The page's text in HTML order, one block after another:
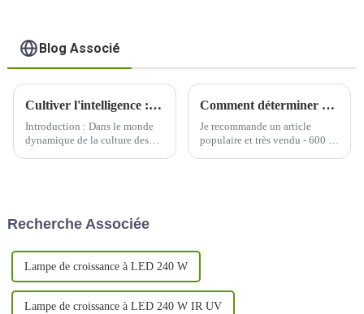
Blog Associé
Cultiver l'intelligence : éclairer l'avenir avec des lampes de culture à LED
Introduction : Dans le monde
dynamique de la culture des
voyage pour cultiver de
difficile...
Comment déterminer quelle longueur d’onde de lumière est nécessaire à la croissance de votre plante ?
Je recommande un article
populaire et très vendu - 600 W
d'expédition, UV/IR...
Recherche Associée
Lampe de croissance à LED 240 W
Lampe de croissance à LED 240 W IR UV